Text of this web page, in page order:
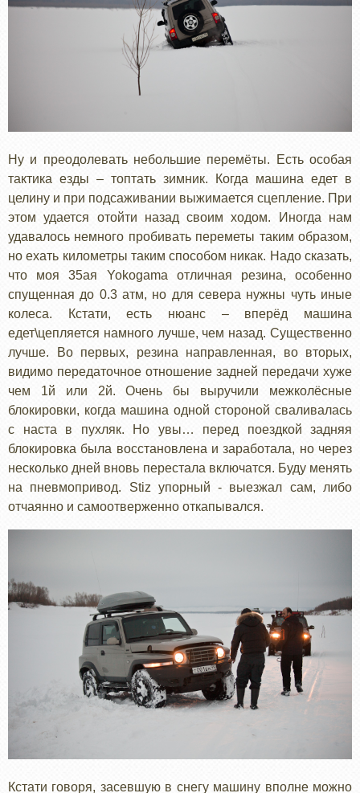
Ну и преодолевать небольшие перемёты. Есть особая
тактика езды – топтать зимник. Когда машина едет в
целину и при подсаживании выжимается сцепление. При
этом удается отойти назад своим ходом. Иногда нам
удавалось немного пробивать переметы таким образом,
но ехать километры таким способом никак. Надо сказать,
что моя 35ая Yokogama отличная резина, особенно
спущенная до 0.3 атм, но для севера нужны чуть иные
колеса. Кстати, есть нюанс – вперёд машина
едет\цепляется намного лучше, чем назад. Существенно
лучше. Во первых, резина направленная, во вторых,
видимо передаточное отношение задней передачи хуже
чем 1й или 2й. Очень бы выручили межколёсные
блокировки, когда машина одной стороной сваливалась
с наста в пухляк. Но увы… перед поездкой задняя
блокировка была восстановлена и заработала, но через
несколько дней вновь перестала включатся. Буду менять
на пневмопривод. Stiz упорный - выезжал сам, либо
отчаянно и самоотверженно откапывался.
Кстати говоря, засевшую в снегу машину вполне можно